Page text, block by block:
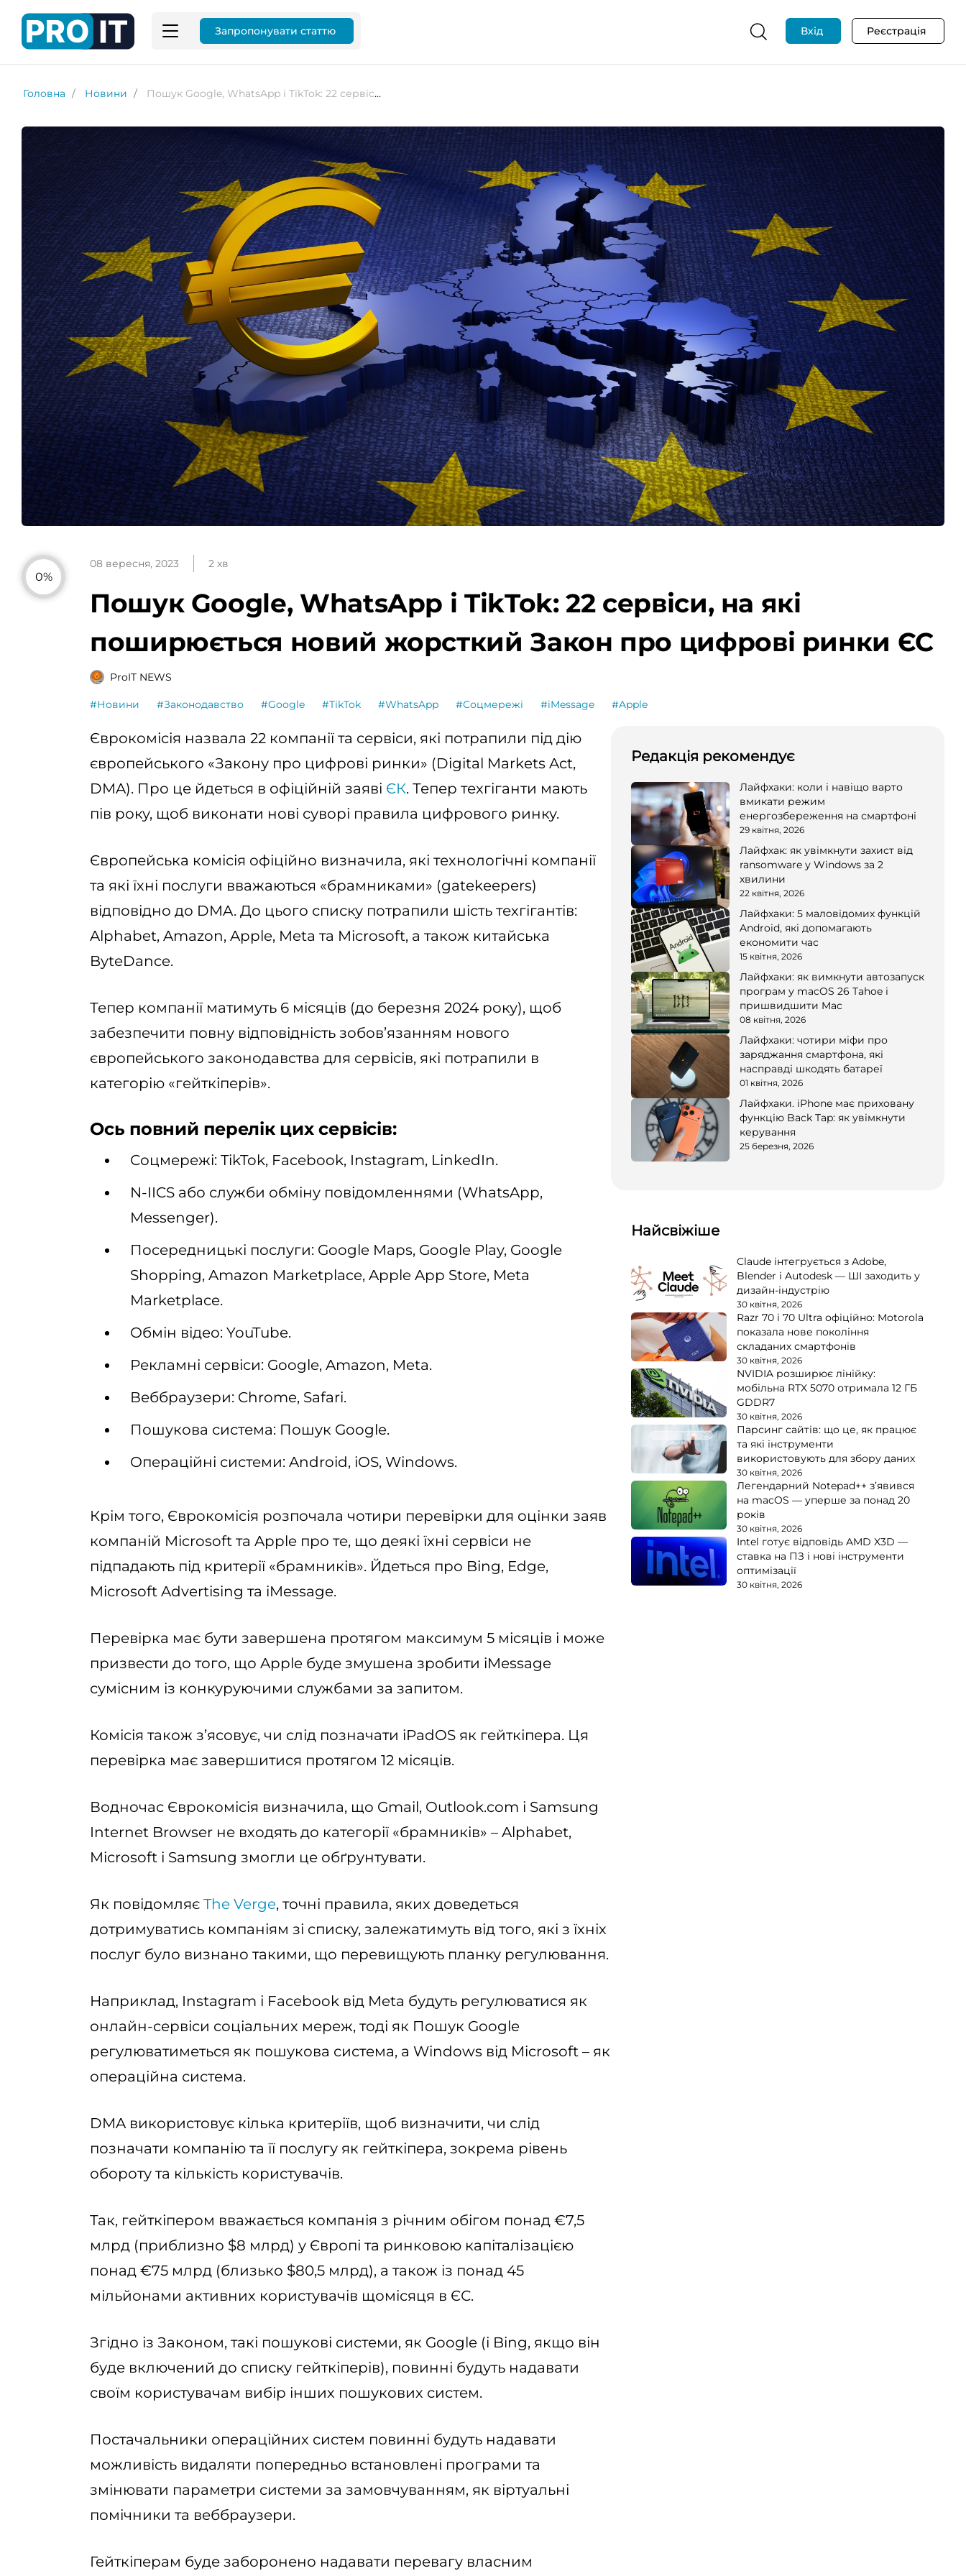
Запропонувати статтю Вхід Реєстрація
Головна Новини Пошук Google, WhatsApp і TikTok: 22 сервіси, на які поширюється новий жорсткий Закон про цифрові ринки ЄС
0%
08 вересня, 2023 2 хв
Пошук Google, WhatsApp і TikTok: 22 сервіси, на які
поширюється новий жорсткий Закон про цифрові ринки ЄС
ProIT NEWS
#Новини #Законодавство #Google #TikTok #WhatsApp #Соцмережі #iMessage #Apple
Єврокомісія назвала 22 компанії та сервіси, які потрапили під дію
європейського «Закону про цифрові ринки» (Digital Markets Act,
DMA). Про це йдеться в офіційній заяві ЄК. Тепер техгіганти мають
пів року, щоб виконати нові суворі правила цифрового ринку.
Європейська комісія офіційно визначила, які технологічні компанії
та які їхні послуги вважаються «брамниками» (gatekeepers)
відповідно до DMA. До цього списку потрапили шість техгігантів:
Alphabet, Amazon, Apple, Meta та Microsoft, а також китайська
ByteDance.
Тепер компанії матимуть 6 місяців (до березня 2024 року), щоб
забезпечити повну відповідність зобов’язанням нового
європейського законодавства для сервісів, які потрапили в
категорію «гейткіперів».
Ось повний перелік цих сервісів:
Соцмережі: TikTok, Facebook, Instagram, LinkedIn.
N-IICS або служби обміну повідомленнями (WhatsApp,
Messenger).
Посередницькі послуги: Google Maps, Google Play, Google
Shopping, Amazon Marketplace, Apple App Store, Meta
Marketplace.
Обмін відео: YouTube.
Рекламні сервіси: Google, Amazon, Meta.
Веббраузери: Chrome, Safari.
Пошукова система: Пошук Google.
Операційні системи: Android, iOS, Windows.
Крім того, Єврокомісія розпочала чотири перевірки для оцінки заяв
компаній Microsoft та Apple про те, що деякі їхні сервіси не
підпадають під критерії «брамників». Йдеться про Bing, Edge,
Microsoft Advertising та iMessage.
Перевірка має бути завершена протягом максимум 5 місяців і може
призвести до того, що Apple буде змушена зробити iMessage
сумісним із конкуруючими службами за запитом.
Комісія також з’ясовує, чи слід позначати iPadOS як гейткіпера. Ця
перевірка має завершитися протягом 12 місяців.
Водночас Єврокомісія визначила, що Gmail, Outlook.com і Samsung
Internet Browser не входять до категорії «брамників» – Alphabet,
Microsoft і Samsung змогли це обґрунтувати.
Як повідомляє The Verge, точні правила, яких доведеться
дотримуватись компаніям зі списку, залежатимуть від того, які з їхніх
послуг було визнано такими, що перевищують планку регулювання.
Наприклад, Instagram і Facebook від Meta будуть регулюватися як
онлайн-сервіси соціальних мереж, тоді як Пошук Google
регулюватиметься як пошукова система, а Windows від Microsoft – як
операційна система.
DMA використовує кілька критеріїв, щоб визначити, чи слід
позначати компанію та її послугу як гейткіпера, зокрема рівень
обороту та кількість користувачів.
Так, гейткіпером вважається компанія з річним обігом понад €7,5
млрд (приблизно $8 млрд) у Європі та ринковою капіталізацією
понад €75 млрд (близько $80,5 млрд), а також із понад 45
мільйонами активних користувачів щомісяця в ЄС.
Згідно із Законом, такі пошукові системи, як Google (і Bing, якщо він
буде включений до списку гейткіперів), повинні будуть надавати
своїм користувачам вибір інших пошукових систем.
Постачальники операційних систем повинні будуть надавати
можливість видаляти попередньо встановлені програми та
змінювати параметри системи за замовчуванням, як віртуальні
помічники та веббраузери.
Гейткіперам буде заборонено надавати перевагу власним
Редакція рекомендує
Лайфхаки: коли і навіщо варто
вмикати режим
енергозбереження на смартфоні
29 квітня, 2026
Лайфхак: як увімкнути захист від
ransomware у Windows за 2
хвилини
22 квітня, 2026
Лайфхаки: 5 маловідомих функцій
Android, які допомагають
економити час
15 квітня, 2026
Лайфхаки: як вимкнути автозапуск
програм у macOS 26 Tahoe і
пришвидшити Mac
08 квітня, 2026
Лайфхаки: чотири міфи про
заряджання смартфона, які
насправді шкодять батареї
01 квітня, 2026
Лайфхаки. iPhone має приховану
функцію Back Tap: як увімкнути
керування
25 березня, 2026
Найсвіжіше
Claude інтегрується з Adobe,
Blender і Autodesk — ШІ заходить у
дизайн-індустрію
30 квітня, 2026
Razr 70 і 70 Ultra офіційно: Motorola
показала нове покоління
складаних смартфонів
30 квітня, 2026
NVIDIA розширює лінійку:
мобільна RTX 5070 отримала 12 ГБ
GDDR7
30 квітня, 2026
Парсинг сайтів: що це, як працює
та які інструменти
використовують для збору даних
30 квітня, 2026
Легендарний Notepad++ з’явився
на macOS — уперше за понад 20
років
30 квітня, 2026
Intel готує відповідь AMD X3D —
ставка на ПЗ і нові інструменти
оптимізації
30 квітня, 2026